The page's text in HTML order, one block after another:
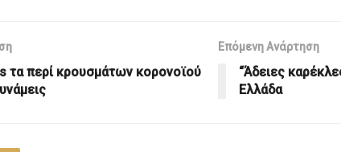
τα περί κρουσμάτων κορονοϊού
Επόμενη Ανάρτηση
“Άδειες
Ελλάδα